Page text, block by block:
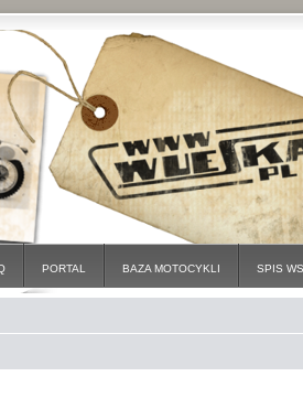
PORTAL BAZA MOTOCYKLI SPIS